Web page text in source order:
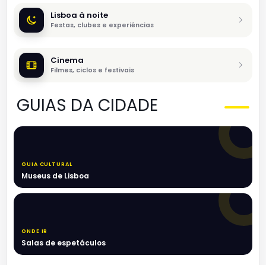
Lisboa à noite
Festas, clubes e experiências
Cinema
Filmes, ciclos e festivais
GUIAS DA CIDADE
GUIA CULTURAL
Museus de Lisboa
ONDE IR
Salas de espetáculos